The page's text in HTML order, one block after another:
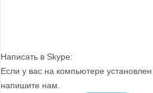
Написать в Skype:
Если у вас на компьютере
напишите нам.